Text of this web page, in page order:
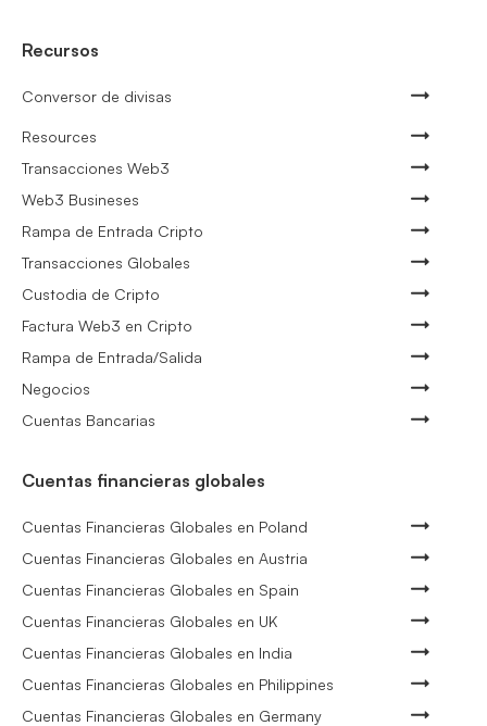
Recursos
Conversor de divisas
Resources
Transacciones Web3
Web3 Busineses
Rampa de Entrada Cripto
Transacciones Globales
Custodia de Cripto
Factura Web3 en Cripto
Rampa de Entrada/Salida
Negocios
Cuentas Bancarias
Cuentas financieras globales
Cuentas Financieras Globales en Poland
Cuentas Financieras Globales en Austria
Cuentas Financieras Globales en Spain
Cuentas Financieras Globales en UK
Cuentas Financieras Globales en India
Cuentas Financieras Globales en Philippines
Cuentas Financieras Globales en Germany